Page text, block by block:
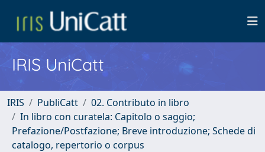
IRIS UniCatt
IRIS PubliCatt
02. Contributo in libro
In libro con curatela: Capitolo o saggio;
Prefazione/Postfazione; Breve introduzione; Schede di
catalogo, repertorio o corpus